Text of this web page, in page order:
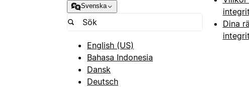
Svenska
English (US)
Bahasa Indonesia
Dansk
Deutsch
Dina